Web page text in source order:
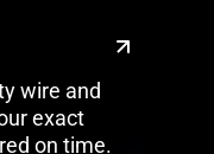
wire and
exact
on time.